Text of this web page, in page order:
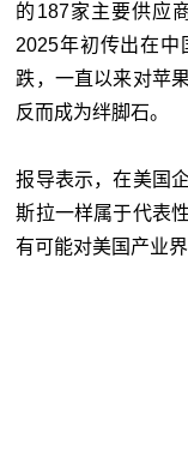
的187家主要供应
2025年初传出在中
跌，一直以来对苹
反而成为绊脚石。
报导表示，在美国
斯拉一样属于代表
有可能对美国产业